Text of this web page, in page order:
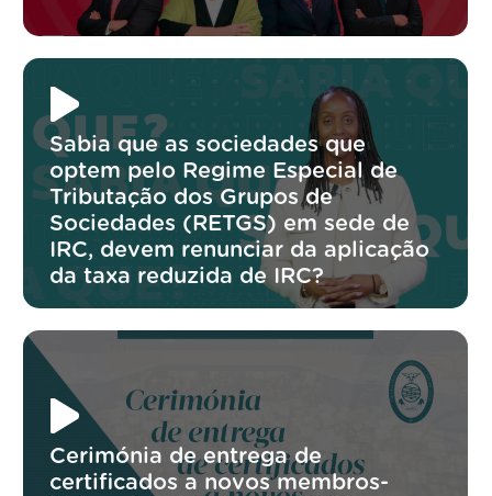
Sabia que as sociedades que
optem pelo Regime Especial de
Tributação dos Grupos de
Sociedades (RETGS) em sede de
IRC, devem renunciar da aplicação
da taxa reduzida de IRC?
Cerimónia de entrega de
certificados a novos membros-